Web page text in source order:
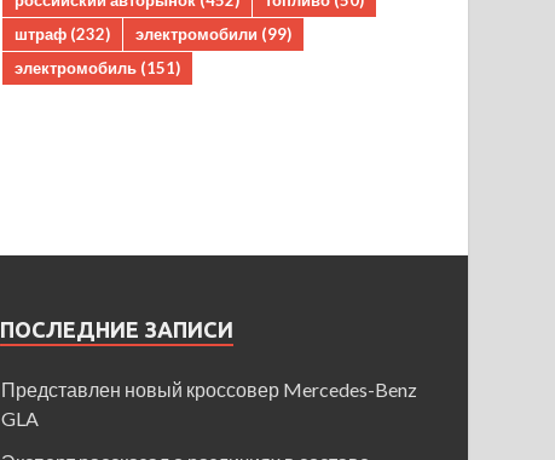
штраф (232) электромобили (99)
электромобиль (151)
ПОСЛЕДНИЕ ЗАПИСИ
Представлен новый кроссовер Mercedes-Benz
GLA